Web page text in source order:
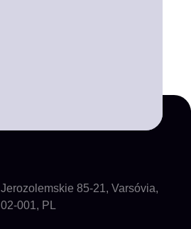
Jerozolemskie 85-21, Varsóvia,
02-001, PL